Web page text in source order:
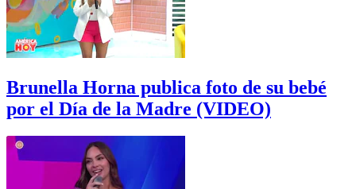
Brunella Horna publica foto de su bebé
por el Día de la Madre (VIDEO)